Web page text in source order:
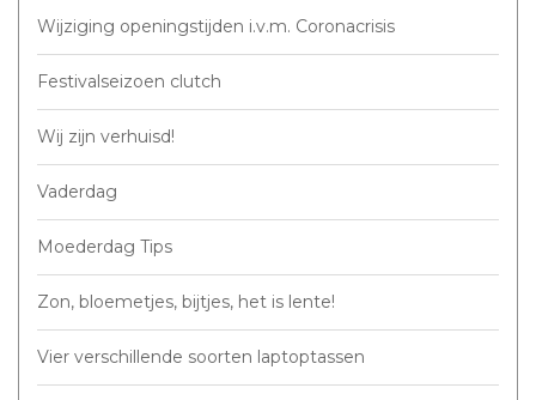
Wijziging openingstijden i.v.m. Coronacrisis
Festivalseizoen clutch
Wij zijn verhuisd!
Vaderdag
Moederdag Tips
Zon, bloemetjes, bijtjes, het is lente!
Vier verschillende soorten laptoptassen